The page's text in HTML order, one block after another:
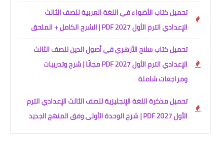
تحميل كتاب الأضواء في اللغة العربية للصف الثالث
الإعدادي الترم الأول 2027 PDF | الشرح الكامل + الملحق
تحميل كتاب سلاح الأزهري في أصول الدين للصف الثالث
الإعدادي الترم الأول 2027 PDF مجانًا | شرح وتدريبات
ومراجعات شاملة
تحميل مذكرة اللغة الإنجليزية للصف الثالث الإعدادي الترم
الأول 2027 PDF | شرح الوحدة الأولى وفق المنهج الجديد